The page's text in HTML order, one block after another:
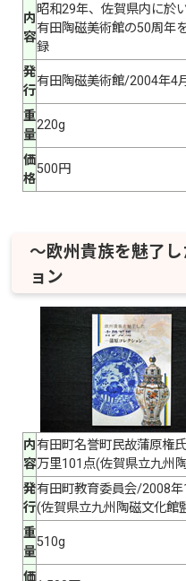
内
容
昭和29年、佐賀県内に於
有田陶磁美術館の50周年
録
発
行
有田陶磁美術館/2004年4
重
量
220g
価
格
500円
〜欧州貴族を魅了
ョン
内
容
有田町名誉町民故蒲原権
万里101点(佐賀県立九州
発
行
有田町教育委員会/2008年
(佐賀県立九州陶磁文化館
重
量
510g
価